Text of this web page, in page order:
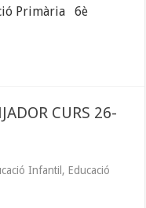
Primària 6è
CURS 26-
Infantil , Educació